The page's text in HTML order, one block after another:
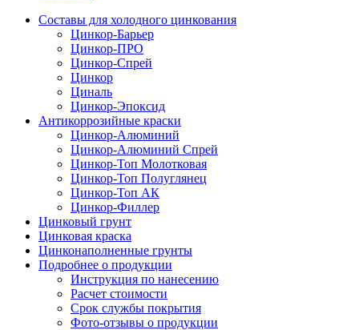
Составы для холодного цинкования
Цинкор-Барьер
Цинкор-ПРО
Цинкор-Спрей
Цинкор
Циналь
Цинкор-Эпоксид
Антикоррозийные краски
Цинкор-Алюминий
Цинкор-Алюминий Спрей
Цинкор-Топ Молотковая
Цинкор-Топ Полуглянец
Цинкор-Топ АК
Цинкор-Филлер
Цинковый грунт
Цинковая краска
Цинконаполненные грунты
Подробнее о продукции
Инструкция по нанесению
Расчет стоимости
Срок службы покрытия
Фото-отзывы о продукции